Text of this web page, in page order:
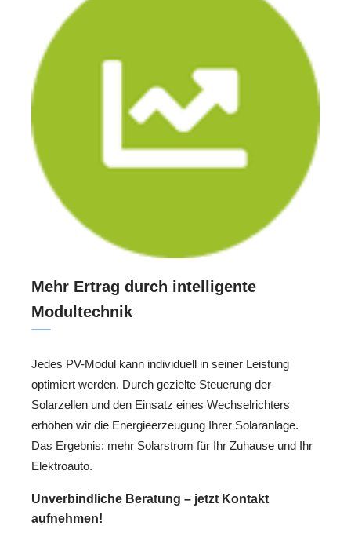
Mehr Ertrag durch intelligente
Modultechnik
Jedes PV-Modul kann individuell in seiner Leistung
optimiert werden. Durch gezielte Steuerung der
Solarzellen und den Einsatz eines Wechselrichters
erhöhen wir die Energieerzeugung Ihrer Solaranlage.
Das Ergebnis: mehr Solarstrom für Ihr Zuhause und Ihr
Elektroauto.
Unverbindliche Beratung – jetzt Kontakt
aufnehmen!